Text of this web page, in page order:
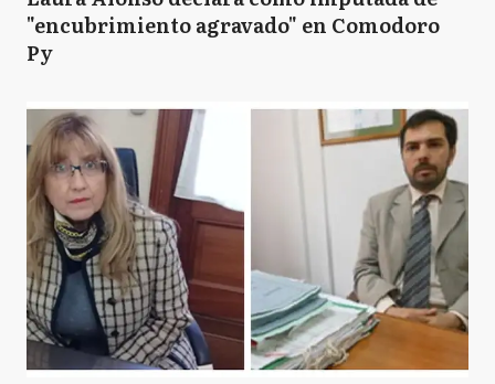
"encubrimiento agravado" en Comodoro
Py